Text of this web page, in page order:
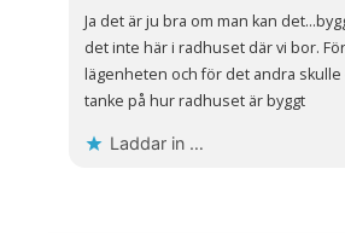
Ja det är ju bra om man kan
det inte här i radhuset där vi bor.
lägenheten och för det andra
tanke på hur radhuset är byggt
Laddar in …